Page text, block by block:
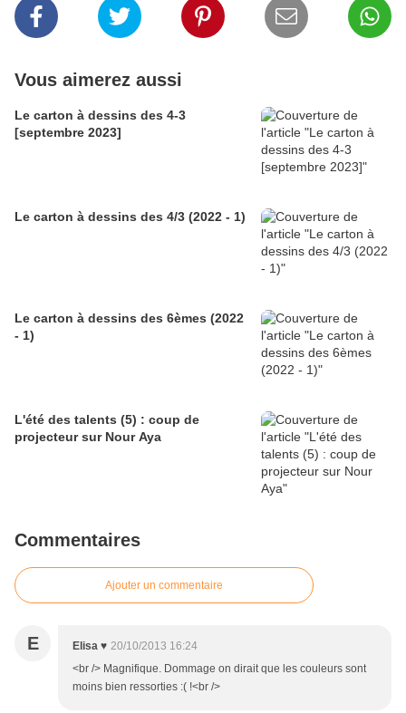
Vous aimerez aussi
Le carton à dessins des 4-3
[septembre 2023]
Le carton à dessins des 4/3 (2022 - 1)
Le carton à dessins des 6èmes (2022
- 1)
L'été des talents (5) : coup de
projecteur sur Nour Aya
Commentaires
Ajouter un commentaire
E Elisa ♥ 20/10/2013 16:24
<br /> Magnifique. Dommage on dirait que les couleurs sont
moins bien ressorties :( !<br />